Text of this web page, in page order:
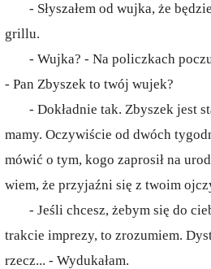
- Słyszałem od wujka, że
grillu.
- Wujka? - Na policzkach
- Pan Zbyszek to twój wujek?
- Dokładnie tak. Zbyszek jest
mamy. Oczywiście od dwóch
mówić o tym, kogo zaprosił na
wiem, że przyjaźni się z twoim
- Jeśli chcesz, żebym się do
trakcie imprezy, to zrozumiem.
rzecz... - Wydukałam.